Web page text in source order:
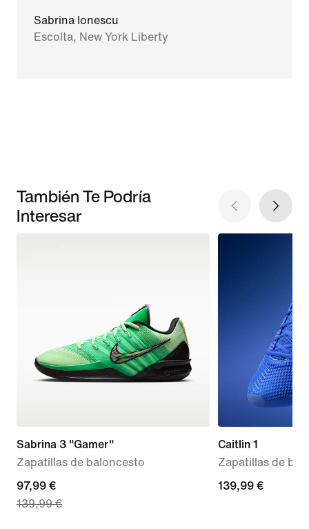
Sabrina Ionescu
Escolta, New York Liberty
También Te Podría
Interesar
Sabrina 3 "Gamer"
Zapatillas de baloncesto
current
price
97,99 €
139,99 €
Caitlin 1
Zapatillas de
139,99 €
139,99 €